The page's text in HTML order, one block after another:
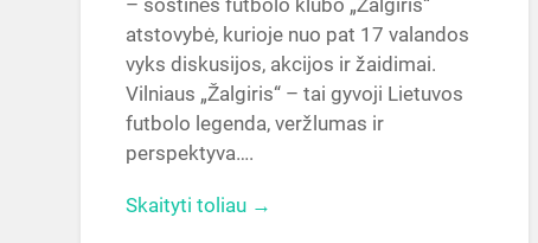
– sostinės futbolo klubo „Žalgiris“
atstovybė, kurioje nuo pat 17 valandos
vyks diskusijos, akcijos ir žaidimai.
Vilniaus „Žalgiris“ – tai gyvoji Lietuvos
futbolo legenda, veržlumas ir
perspektyva….
Skaityti toliau →